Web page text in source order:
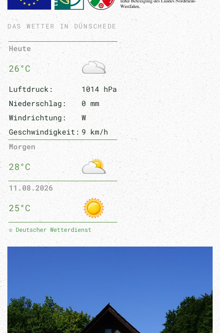
DAS WETTER IN DÜNSCHEDE
Heute
26°C
Luftdruck:
1014 hPa
Niederschlag:
0 mm
Windrichtung:
W
Geschwindigkeit: 9 km/h
Morgen
28°C
11.08.2026
25°C
© Deutscher Wetterdienst